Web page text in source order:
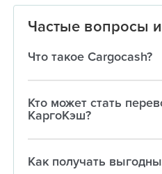
Частые вопросы
Что такое Cargocash?
Кто может стать
КаргоКэш?
Как получать